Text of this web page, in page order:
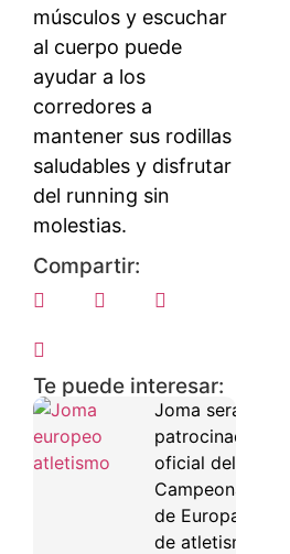
músculos y escuchar
al cuerpo puede
ayudar a los
corredores a
mantener sus rodillas
saludables y disfrutar
del running sin
molestias.
Compartir:
Te puede interesar:
Joma será
patrocinador
oficial del
Campeonato
de Europa
de atletismo